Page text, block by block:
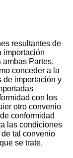
resultantes de
importación
Partes,
conceder a la
de importación y
con los
otro convenio
conformidad
las condiciones
tal convenio
se trate.